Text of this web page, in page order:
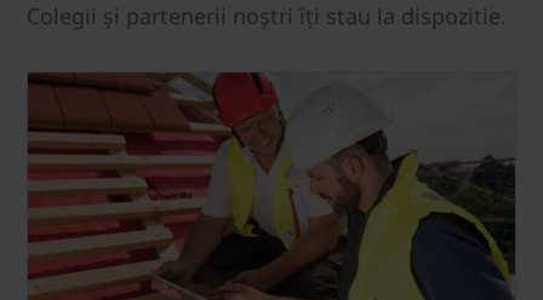
Colegii și partenerii noștri îți stau la dispozitie.